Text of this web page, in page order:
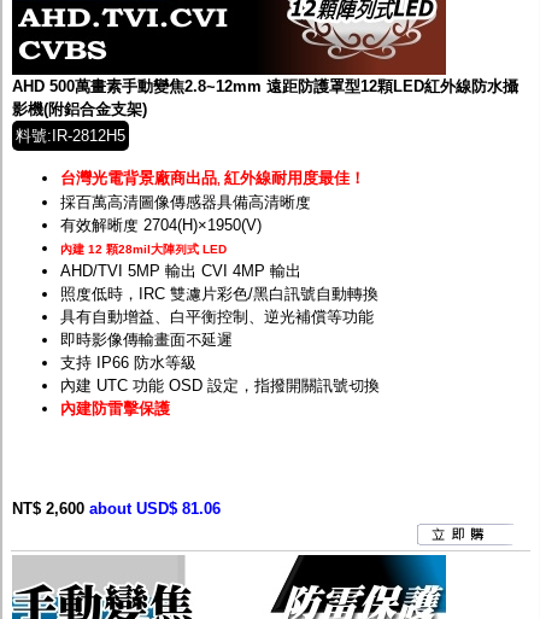
AHD 500萬畫素手動變焦2.8~12mm 遠距防護罩型12顆LED紅外線防水攝
影機(附鋁合金支架)
料號:IR-2812H5
台灣光電背景廠商出品 紅外線耐用度最佳！
採百萬高清圖像傳感器具備高清晰度
有效解晰度 2704(H)×1950(V)
內建 12 顆28mil大陣列式 LED
AHD/TVI 5MP 輸出 CVI 4MP 輸出
照度低時，IRC 雙濾片彩色/黑白訊號自動轉換
具有自動增益、白平衡控制、逆光補償等功能
即時影像傳輸畫面不延遲
支持 IP66 防水等級
內建 UTC 功能 OSD 設定，指撥開關訊號切換
內建防雷擊保護
NT$ 2,600 about USD$ 81.06